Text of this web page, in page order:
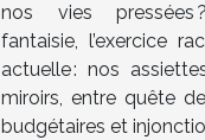
nos vies pressées
fantaisie, l’exercice
actuelle : nos
miroirs, entre quête
budgétaires et